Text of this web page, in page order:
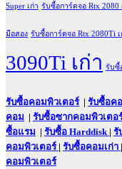
Super เก่า รับซื้อการ์ดจอ Rtx 2080
มือสอง รับซื้อการ์ดจอ Rtx 2080Ti เ
3090Ti เก่า รับซื้
รับซื้อคอมพิวเตอร์| รับซื้อค
คอม | รับซื้อซากคอมพิวเตอ
ซื้อแรม | รับซื้อ Harddisk | รั
คอมพิวเตอร์ | รับซื้อคอมเก่า |
คอมพิวเตอร์